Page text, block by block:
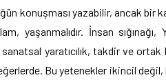
konuşması yazabilir, ancak bir
yaşanmalıdır. İnsan sığınağı,
yaratıcılık, takdir ve
Bu yetenekler ikincil